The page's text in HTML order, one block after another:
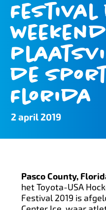
weekend
de
Florida
2 april 2019
Pasco County,
het Toyota-USA
Festival 2019 is